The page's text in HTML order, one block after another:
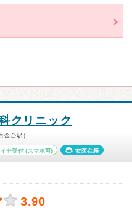
クリニック
金台駅）
ナ受付 (スマホ可) 女医在籍
3.90